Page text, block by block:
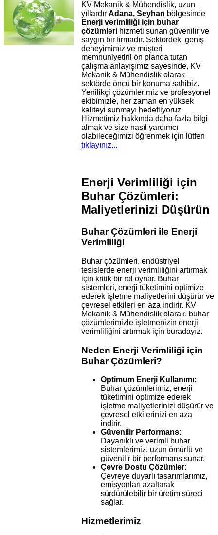
KV Mekanik & Mühendislik, uzun
yıllardırAdana, Seyhan bölgesinde
Enerji verimliliği için buhar
çözümleri hizmeti sunan güvenilir ve
saygın bir firmadır. Sektördeki geniş
deneyimimiz ve müşteri
memnuniyetini ön planda tutan
çalışma anlayışımız sayesinde, KV
Mekanik & Mühendislik olarak
sektörde öncü bir konuma sahibiz.
Yenilikçi çözümlerimiz ve profesyonel
ekibimizle, her zaman en yüksek
kaliteyi sunmayı hedefliyoruz.
Hizmetimiz hakkında daha fazla bilgi
almak ve size nasıl yardımcı
olabileceğimizi öğrenmek için lütfen
tıklayınız...
Enerji Verimliliği için
Buhar Çözümleri:
Maliyetlerinizi Düşürün
Buhar Çözümleri ile Enerji
Verimliliği
Buhar çözümleri, endüstriyel
tesislerde enerji verimliliğini artırmak
için kritik bir rol oynar. Buhar
sistemleri, enerji tüketimini optimize
ederek işletme maliyetlerini düşürür ve
çevresel etkileri en aza indirir. KV
Mekanik & Mühendislik olarak, buhar
çözümlerimizle işletmenizin enerji
verimliliğini artırmak için buradayız.
Neden Enerji Verimliliği için
Buhar Çözümleri?
Optimum Enerji Kullanımı:
Buhar çözümlerimiz, enerji
tüketimini optimize ederek
işletme maliyetlerinizi düşürür ve
çevresel etkilerinizi en aza
indirir.
Güvenilir Performans:
Dayanıklı ve verimli buhar
sistemlerimiz, uzun ömürlü ve
güvenilir bir performans sunar.
Çevre Dostu Çözümler:
Çevreye duyarlı tasarımlarımız,
emisyonları azaltarak
sürdürülebilir bir üretim süreci
sağlar.
Hizmetlerimiz